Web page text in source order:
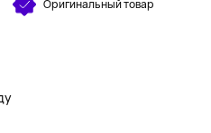
Оригинальный товар